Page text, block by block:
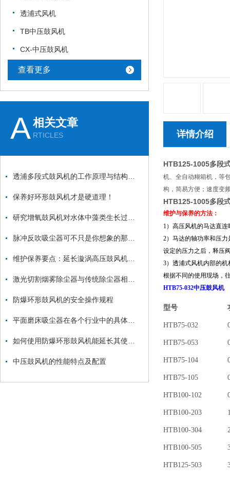
透浦式风机
TB中压鼓风机
CX-中压鼓风机
查看更多
A相关文章
RTICLES
保养好环形鼓风机才是硬道理！
防爆环形鼓风机的安全操作规程
中压鼓风机的性能特点及配置
详情介绍
HTB125-1005多段
机、全自动糊箱机，等
构，简易方便；速度变
HTB125-1005多段
维护与保养的方法：
1）高压风机的马达直
2）马达的轴功率和压
设定的压力之后，释压
3）透浦式风机内部的
根据不同的使用现场，
HTB75-032中压鼓风机
型号
HTB75-032
HTB75-053
HTB75-104
HTB75-105
HTB100-102
HTB100-203
HTB100-304
HTB100-505
HTB125-503